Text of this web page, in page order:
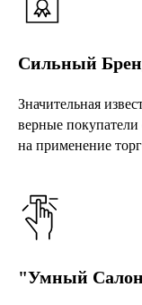
Сильный
Значительная
верные
на применение
"Умный